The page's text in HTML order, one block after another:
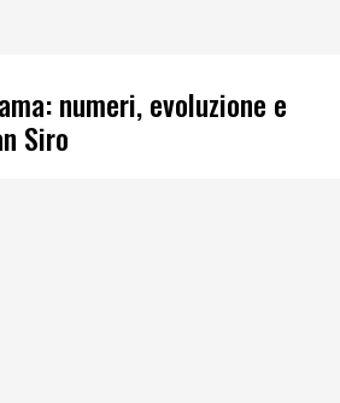
numeri, evoluzione e
Siro